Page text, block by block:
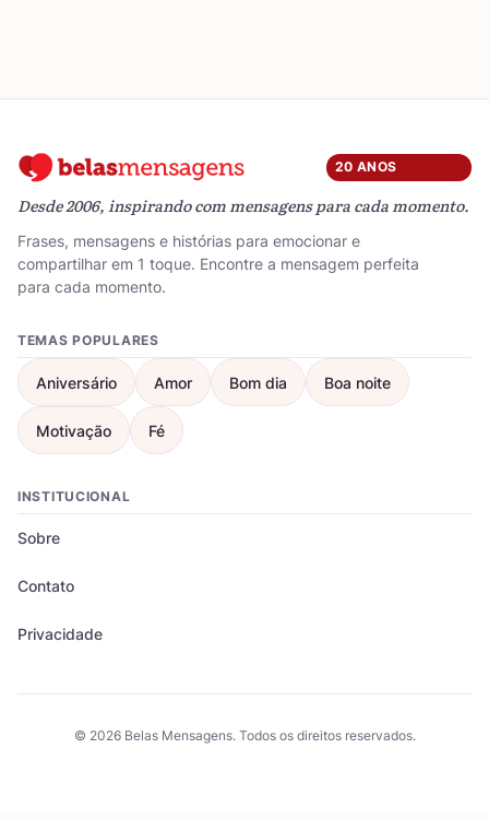
20 ANOS
Desde 2006, inspirando com mensagens para cada momento.
Frases, mensagens e histórias para emocionar e
compartilhar em 1 toque. Encontre a mensagem perfeita
para cada momento.
TEMAS POPULARES
Aniversário Amor Bom dia Boa noite
Motivação Fé
INSTITUCIONAL
Sobre
Contato
Privacidade
© 2026 Belas Mensagens. Todos os direitos reservados.